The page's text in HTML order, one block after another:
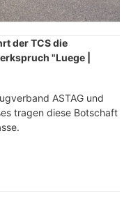
der TCS die
"Luege |
ASTAG und
tragen diese Botschaft